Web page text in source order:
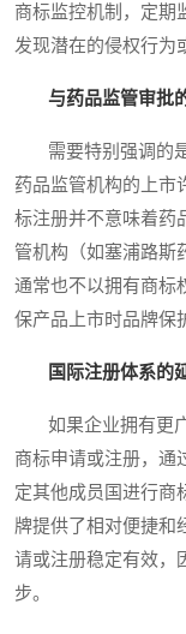
商标监控机制，定期
发现潜在的侵权行为
与药品监管审批
需要特别强调的是
药品监管机构的上市
标注册并不意味着药
管机构（如塞浦路斯
通常也不以拥有商标
保产品上市时品牌保
国际注册体系的
如果企业拥有更广
商标申请或注册，通
定其他成员国进行商
牌提供了相对便捷和
请或注册稳定有效，
步。